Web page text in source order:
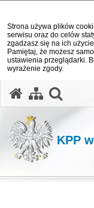
Strona używa plików
serwisu oraz do celów
zgadzasz się na ich
Pamiętaj, że możesz
ustawienia przeglądarki.
wyrażenie zgody.
KPP